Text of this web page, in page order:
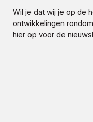
Wil je dat wij je op de
ontwikkelingen rondom
hier op voor de